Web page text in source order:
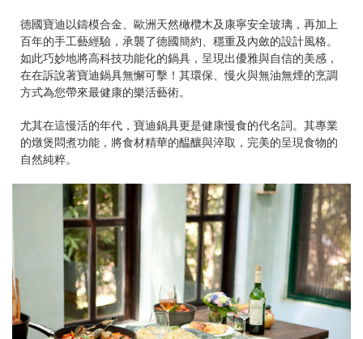
德國寶迪以鑄模合金、歐洲天然橄欖木及康寧安全玻璃，再加上
百年的手工藝經驗，承襲了德國簡約、穩重及內斂的設計風格。
如此巧妙地將高科技功能化的鍋具，呈現出優雅與自信的美感，
在在訴說著寶迪鍋具無懈可擊！其環保、慢火與無油無煙的烹調
方式為您帶來最健康的樂活藝術。
尤其在這慢活的年代，寶迪鍋具更是健康慢食的代名詞。其專業
的燉煲悶煮功能，將食材精華的醖釀與淬取，完美的呈現食物的
自然純粹。